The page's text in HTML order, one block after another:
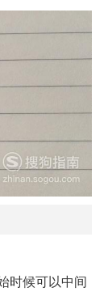
时候可以中间